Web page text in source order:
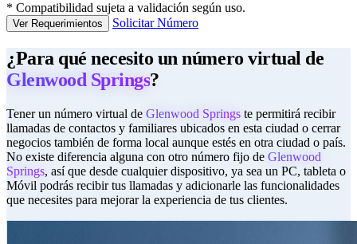
* Compatibilidad sujeta a validación según uso.
Ver Requerimientos Solicitar Número
¿Para qué necesito un número virtual de
Glenwood Springs?
Tener un número virtual de Glenwood Springs te permitirá recibir
llamadas de contactos y familiares ubicados en esta ciudad o cerrar
negocios también de forma local aunque estés en otra ciudad o país.
No existe diferencia alguna con otro número fijo de Glenwood
Springs, así que desde cualquier dispositivo, ya sea un PC, tableta o
Móvil podrás recibir tus llamadas y adicionarle las funcionalidades
que necesites para mejorar la experiencia de tus clientes.